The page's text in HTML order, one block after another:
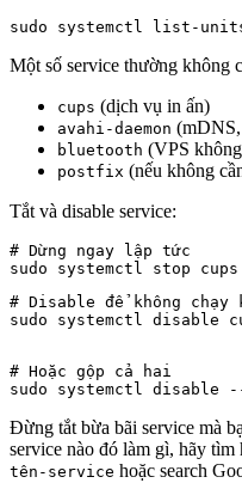
sudo systemctl list-
Một số service thường không
cups (dịch vụ in ấn)
avahi-daemon
bluetooth (VPS
postfix (nếu không
Tắt và disable service:
# Dừng ngay lập tức
# Disable để không chạy
sudo systemctl disable
# Hoặc gộp cả hai
sudo systemctl disable --
Đừng tắt bừa bãi service mà
service nào đó làm gì, hãy tìm
tên-service hoặc search